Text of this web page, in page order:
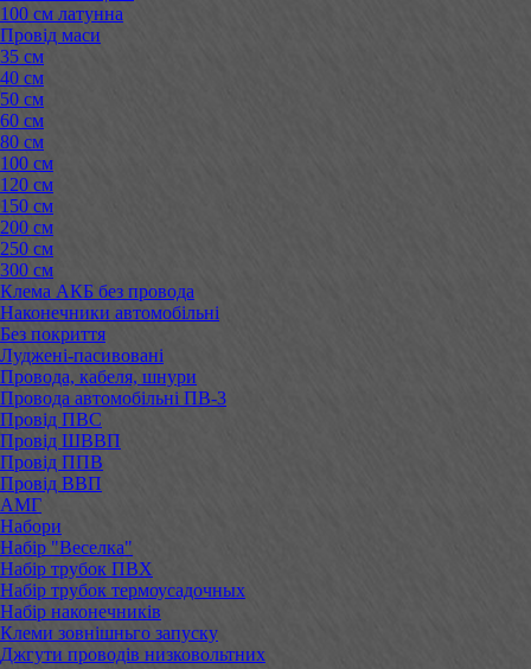
100 см латунна
Провід маси
35 см
40 см
50 см
60 см
80 см
100 см
120 см
150 см
200 см
250 см
300 см
Клема АКБ без провода
Наконечники автомобільні
Без покриття
Луджені-пасивовані
Провода, кабеля, шнури
Провода автомобільні ПВ-3
Провід ПВС
Провід ШВВП
Провід ППВ
Провід ВВП
АМГ
Набори
Набір "Веселка"
Набір трубок ПВХ
Набір трубок термоусадочных
Набір наконечників
Клеми зовнішньго запуску
Джгути проводів низковольтних